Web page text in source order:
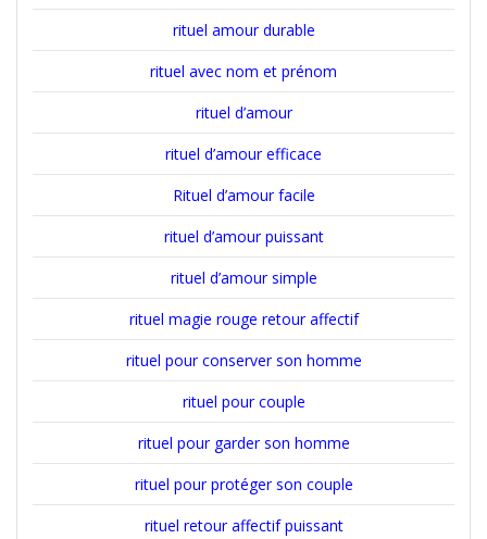
rituel amour durable
rituel avec nom et prénom
rituel d’amour
rituel d’amour efficace
Rituel d’amour facile
rituel d’amour puissant
rituel d’amour simple
rituel magie rouge retour affectif
rituel pour conserver son homme
rituel pour couple
rituel pour garder son homme
rituel pour protéger son couple
rituel retour affectif puissant